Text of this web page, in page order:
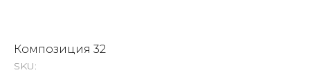
Композиция 32
SKU: